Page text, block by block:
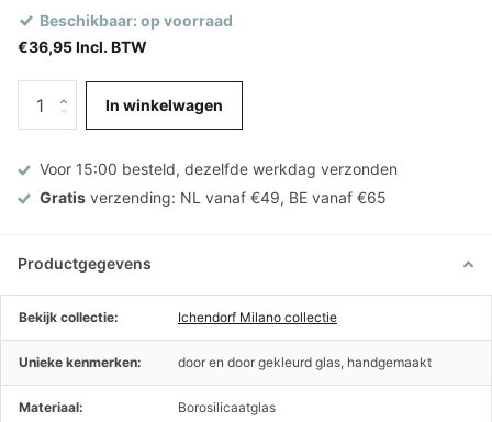
Beschikbaar: op voorraad
€36,95 Incl. BTW
In winkelwagen
Voor 15:00 besteld, dezelfde werkdag verzonden
Gratis verzending: NL vanaf €49, BE vanaf €65
Productgegevens
Bekijk collectie: Ichendorf Milano collectie
Unieke kenmerken: door en door gekleurd glas, handgemaakt
Materiaal: Borosilicaatglas